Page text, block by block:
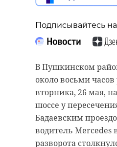
Подписывайтесь
В Пушкинском
около восьми часов
вторника, 26 мая,
шоссе у
Бадаевским
водитель Mercedes
разворота